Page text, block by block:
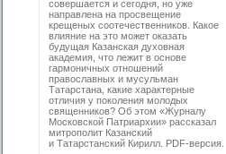
совершается и сегодня, но уже
направлена на просвещение
крещеных соотечественников. Какое
влияние на это может оказать
будущая Казанская духовная
академия, что лежит в основе
гармоничных отношений
православных и мусульман
Татарстана, какие характерные
отличия у поколения молодых
священников? Об этом «Журналу
Московской Патриархии» рассказал
митрополит Казанский
и Татарстанский Кирилл. PDF-версия.